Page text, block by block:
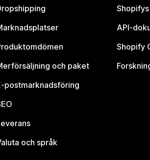
och paket
postmarknadsföring
och språk
API-
Shopify